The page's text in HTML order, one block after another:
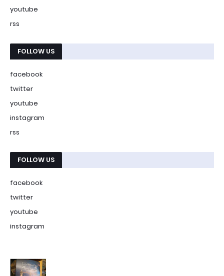
youtube
rss
FOLLOW US
facebook
twitter
youtube
instagram
rss
FOLLOW US
facebook
twitter
youtube
instagram